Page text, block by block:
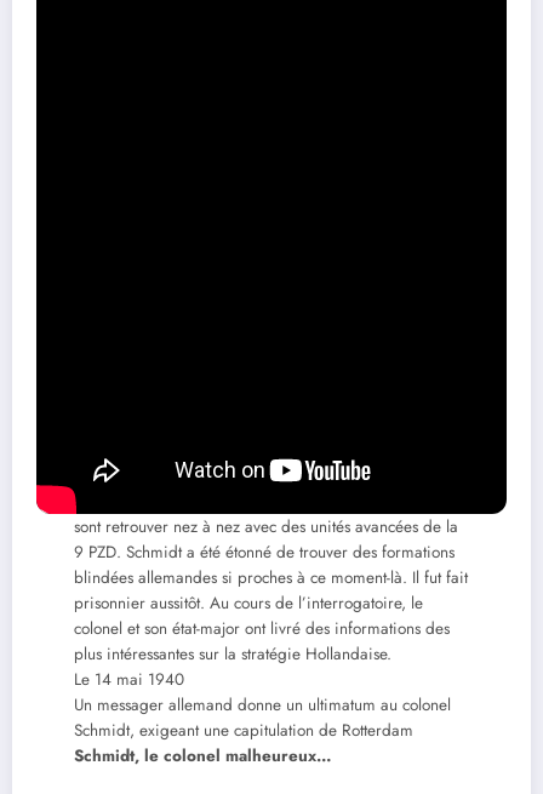
Le 12 mai 1940
A Loon op Zand, le colonel Schmidt et 75 hommes se
sont retrouver nez à nez avec des unités avancées de la
9 PZD. Schmidt a été étonné de trouver des formations
blindées allemandes si proches à ce moment-là. Il fut fait
prisonnier aussitôt. Au cours de l’interrogatoire, le
colonel et son état-major ont livré des informations des
plus intéressantes sur la stratégie Hollandaise.
Le 14 mai 1940
Un messager allemand donne un ultimatum au colonel
Schmidt, exigeant une capitulation de Rotterdam
Schmidt, le colonel malheureux…